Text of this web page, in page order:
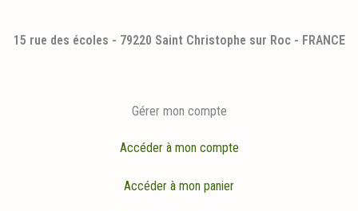
15 rue des écoles - 79220 Saint Christophe sur Roc - FRANCE
Gérer mon compte
Accéder à mon compte
Accéder à mon panier